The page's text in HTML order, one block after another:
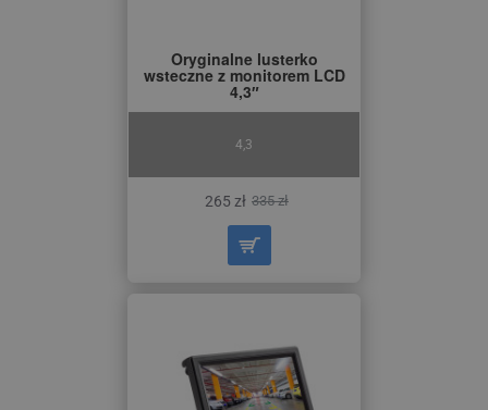
4,3
Oryginalne lusterko
wsteczne z monitorem LCD
4,3″
265 zł 335 zł